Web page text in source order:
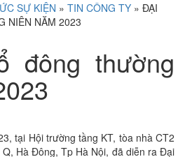
SỰ KIỆN » TIN CÔNG TY » ĐẠI
NIÊN NĂM 2023
đông thường
tại Hội trường tầng KT, tòa nhà CT2
Hà Đông, Tp Hà Nội, đã diễn ra Đại